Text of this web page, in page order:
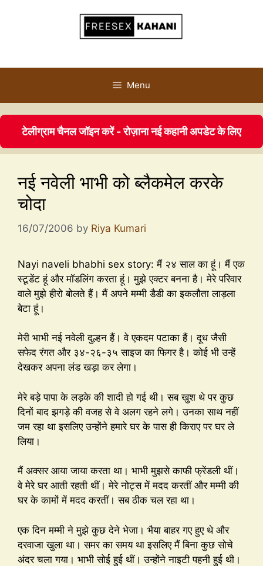
Menu
टेलीग्राम चैनल जॉइन करें - रोज़ाना नई कहानी अपडेट के लिए
नई नवेली भाभी को ब्लैकमेल करके
चोदा
16/07/2006 by Riya Kumari
Nayi naveli bhabhi sex story: मैं २४ साल का हूं। मैं एक
स्टूडेंट हूं और मॉडलिंग करता हूं। मुझे एक्टर बनना है। मेरे परिवार
वाले मुझे हीरो बोलते हैं। मैं अपने मम्मी डैडी का इकलौता लाड़ला
बेटा हूं।
मेरी भाभी नई नवेली दुल्हन हैं। वे एकदम पटाका हैं। दूध जैसी
सफेद रंगत और ३४-२६-३५ साइज का फिगर है। कोई भी उन्हें
देखकर अपना लंड खड़ा कर लेगा।
मेरे बड़े पापा के लड़के की शादी हो गई थी। सब खुश थे पर कुछ
दिनों बाद झगड़े की वजह से वे अलग रहने लगे। उनका साथ नहीं
जम रहा था इसलिए उन्होंने हमारे घर के पास ही किराए पर घर ले
लिया।
मैं अक्सर आया जाया करता था। भाभी मुझसे काफी फ्रेंडली थीं।
वे मेरे घर आती रहती थीं। मेरे नोट्स में मदद करतीं और मम्मी की
घर के कामों में मदद करतीं। सब ठीक चल रहा था।
एक दिन मम्मी ने मुझे कुछ देने भेजा। भैया बाहर गए हुए थे और
दरवाजा खुला था। समर का समय था इसलिए मैं बिना कुछ सोचे
अंदर चला गया। भाभी सोई हुई थीं। उन्होंने नाइटी पहनी हुई थी।